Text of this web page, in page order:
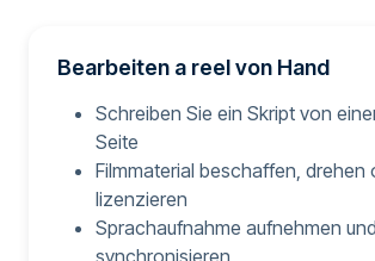
Bearbeiten a reel von Hand
Schreiben Sie ein Skript von
Seite
Filmmaterial beschaffen, drehen
lizenzieren
Sprachaufnahme aufnehmen und